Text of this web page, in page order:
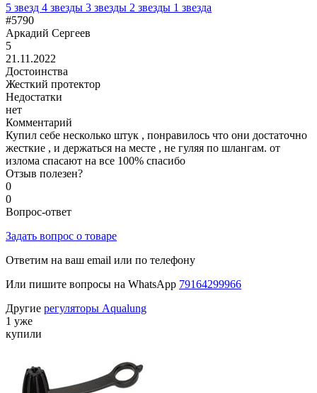
5 звезд 4 звезды 3 звезды 2 звезды 1 звезда
#5790
Аркадий Сергеев
5
21.11.2022
Достоинства
Жесткий протектор
Недостатки
нет
Комментарий
Купил себе несколько штук , понравилось что они достаточно
жесткие , и держаться на месте , не гуляя по шлангам. от
излома спасают на все 100% спасибо
Отзыв полезен?
0
0
Вопрос-ответ
Задать вопрос о товаре
Ответим на ваш email или по телефону
Или пишите вопросы на WhatsApp 79164299966
Другие регуляторы Aqualung
1 уже
купили